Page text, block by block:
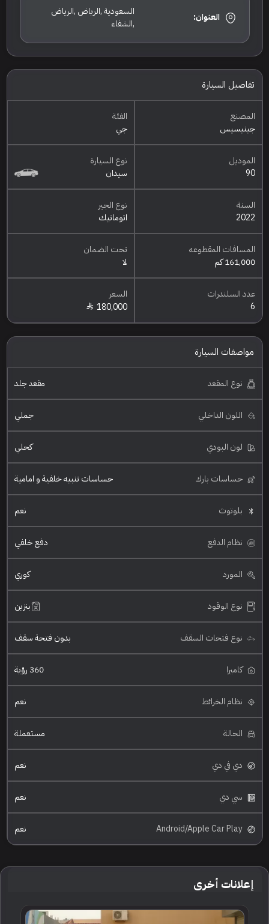
العنوان:
السعودية ,الرياض ,الرياض
,الشفاء
تفاصيل السيارة
المصنع
جينيسيس
الفئة
جي
الموديل
90
نوع السيارة
سيدان
السنة
2022
نوع الجير
اتوماتيك
المسافات المقطوعه
161,000 كم
تحت الضمان
لا
عدد السلندرات
6
السعر
180,000
مواصفات السيارة
نوع المقعد مقعد جلد
اللون الداخلي جملي
لون البودي كحلي
حساسات بارك حساسات تنبيه خلفية و امامية
بلوتوث نعم
نظام الدفع دفع خلفي
المورد كوري
نوع الوقود بنزين
نوع فتحات السقف بدون فتحة سقف
كاميرا 360 رؤية
نظام الخرائط نعم
الحالة مستعملة
دي في دي نعم
سي دي نعم
Android/Apple Car Play نعم
إعلانات أخرى